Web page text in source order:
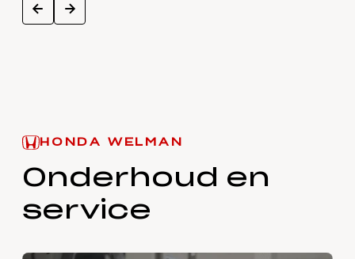
prev next
HONDA WELMAN
Onderhoud en
service